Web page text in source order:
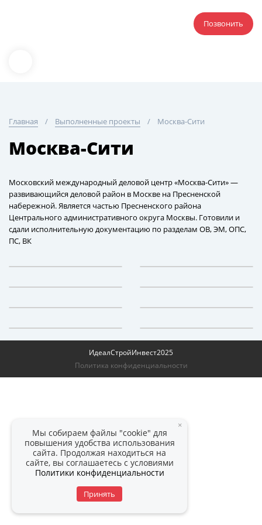
Позвонить
Главная Выполненные проекты Москва-Сити
Москва-Сити
Московский международный деловой центр «Москва-Сити» —
развивающийся деловой район в Москве на Пресненской
набережной. Является частью Пресненского района
Центрального административного округа Москвы. Готовили и
сдали исполнительную документацию по разделам ОВ, ЭМ, ОПС,
ПС, ВК
ИдеалСтройИнвест2025
Политика конфиденциальности
×
Мы собираем файлы "cookie" для
повышения удобства использования
сайта. Продолжая находиться на
сайте, вы соглашаетесь с условиями
Политики конфиденциальности
Принять